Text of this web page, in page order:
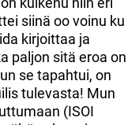
siinä oo voinu ku
kirjoittaa ja
paljon sitä eroa on
se tapahtui, on
tulevasta! Mun
(ISOI